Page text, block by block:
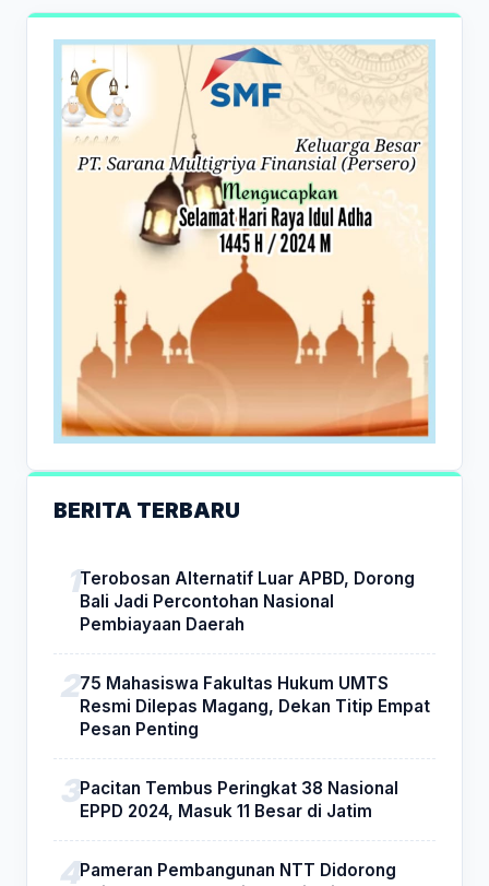
BERITA TERBARU
Terobosan Alternatif Luar APBD, Dorong
Bali Jadi Percontohan Nasional
Pembiayaan Daerah
75 Mahasiswa Fakultas Hukum UMTS
Resmi Dilepas Magang, Dekan Titip Empat
Pesan Penting
Pacitan Tembus Peringkat 38 Nasional
EPPD 2024, Masuk 11 Besar di Jatim
Pameran Pembangunan NTT Didorong